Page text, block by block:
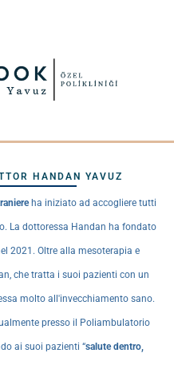
HANDAN YAVUZ
ha iniziato ad accogliere tutti
La dottoressa Handan ha fondato
2021. Oltre alla mesoterapia e
che tratta i suoi pazienti con un
molto all'invecchiamento sano.
presso il Poliambulatorio
ai suoi pazienti “salute dentro,